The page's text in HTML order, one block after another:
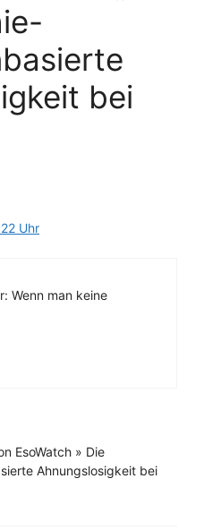
bei
Uhr
Wenn man keine
EsoWatch » Die
Ahnungslosigkeit bei